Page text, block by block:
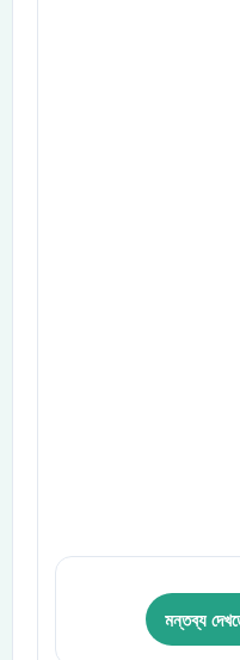
মন্তব্য